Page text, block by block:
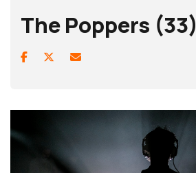
The Poppers (33)